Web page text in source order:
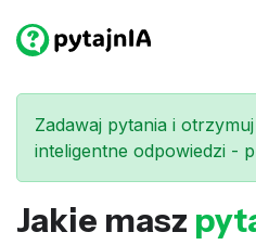
Zadawaj pytania i
inteligentne odpowiedzi -
Jakie masz